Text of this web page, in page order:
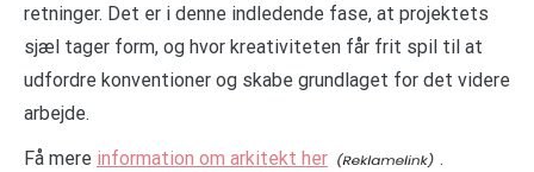
retninger. Det er i denne indledende fase, at projektets
sjæl tager form, og hvor kreativiteten får frit spil til at
udfordre konventioner og skabe grundlaget for det videre
arbejde.
Få mere information om arkitekt her .